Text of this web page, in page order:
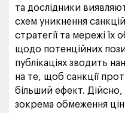
та дослідники
схем уникнення
стратегії та мережі їх
щодо потенційних
публікаціях зводить
на те, щоб санкції
більший ефект. Дійсно,
зокрема обмеження